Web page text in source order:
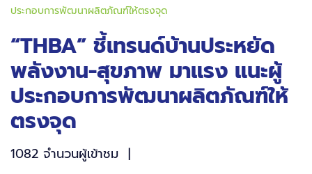
ประกอบการพัฒนาผลิตภัณฑ์ให้ตรงจุด
“THBA” ชี้เทรนด์บ้านประหยัด
พลังงาน-สุขภาพ มาแรง แนะผู้
ประกอบการพัฒนาผลิตภัณฑ์ให้
ตรงจุด
1082 จำนวนผู้เข้าชม |